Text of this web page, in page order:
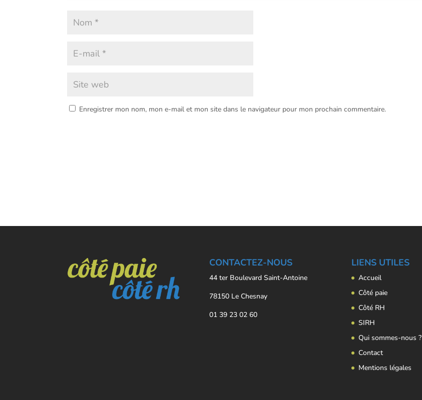
Enregistrer mon nom, mon e-mail et mon site dans le navigateur pour mon prochain commentaire.
CONTACTEZ-NOUS
44 ter Boulevard Saint-Antoine
78150 Le Chesnay
01 39 23 02 60
LIENS UTILES
Accueil
Côté paie
Côté RH
SIRH
Qui sommes-nous ?
Contact
Mentions légales